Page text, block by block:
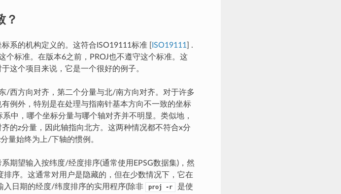
？
系的机构定义的。这符合ISO19111标准 ISO19111
.
个标准。在版本6之前，PROJ也不遵守这个标准。这
这个项目来说，它是一个很好的例子。
/西方向对齐，第二个分量与北/南方向对齐。对于许多
例外，特别是在处理与指南针基本方向不一致的坐标
中，哪个坐标分量与哪个轴对齐并不明显。类似地，
的z分量，因此轴指向北方。这两种情况都不符合x分
量始终为上/下轴的惯例。
期望输入按纬度/经度排序(通常使用EPSG数据集)，然
序。这通常对用户是隐藏的，但在少数情况下，它在
入日期的经度/纬度排序的实用程序(除非 proj -r
是使